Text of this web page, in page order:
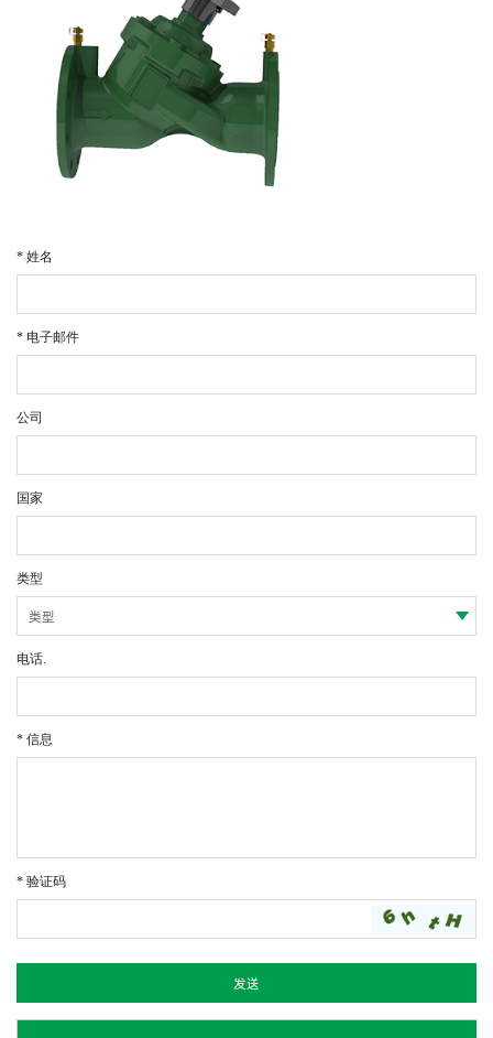
* 姓名
* 电子邮件
公司
国家
类型
电话.
* 信息
* 验证码